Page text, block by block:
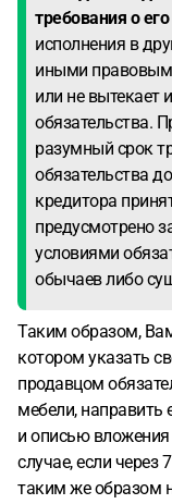
требования о
исполнения в
иными
или не вытекает
обязательства.
разумный срок
обязательства
кредитора
предусмотрено
условиями
обычаев либо
Таким образом,
котором указать
продавцом
мебели,
и описью
случае, если через
таким же образом